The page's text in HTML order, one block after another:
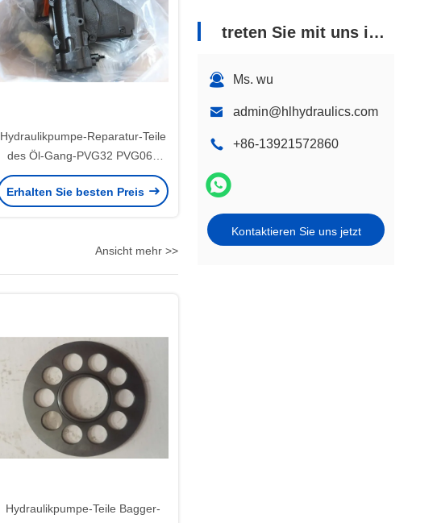
treten Sie mit uns in Verbindung
Ms. wu
admin@hlhydraulics.com
+86-13921572860
Kontaktieren Sie uns jetzt
Hydraulikpumpe-Reparatur-Teile
des Öl-Gang-PVG32 PVG065
PVG075 für Liebherr-
Baumaschinen
Erhalten Sie besten Preis
Ansicht mehr >>
Hydraulikpumpe-Teile Bagger-